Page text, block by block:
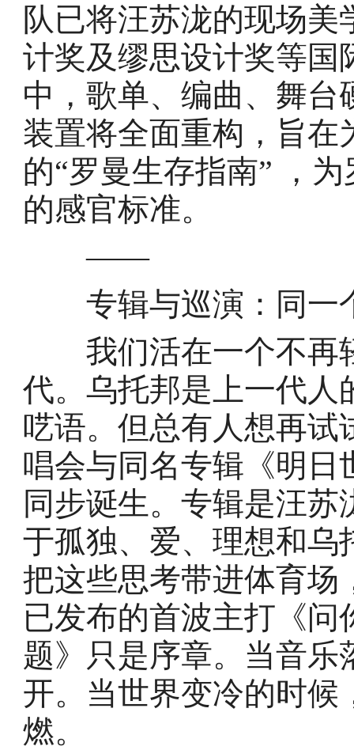
队已将汪苏泷的现场
计奖及缪思设计奖等国
中，歌单、编曲、舞台
装置将全面重构，旨在
的“罗曼生存指南” ，
的感官标准。
——
专辑与巡演：同一
我们活在一个不再
代。乌托邦是上一代人
呓语。但总有人想再试
唱会与同名专辑《明日
同步诞生。专辑是汪
于孤独、爱、理想和乌
把这些思考带进体育场
已发布的首波主打《
题》只是序章。当音
开。当世界变冷的时候
燃。